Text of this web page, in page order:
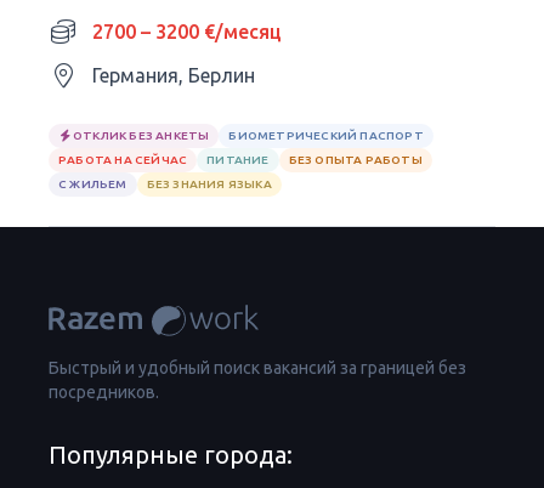
SNICKERS | ГЕРМАНИЯ 🇩🇪
2700 – 3200 €/месяц
Германия, Берлин
ОТКЛИК БЕЗ АНКЕТЫ
БИОМЕТРИЧЕСКИЙ ПАСПОРТ
РАБОТА НА СЕЙЧАС
ПИТАНИЕ
БЕЗ ОПЫТА РАБОТЫ
С ЖИЛЬЕМ
БЕЗ ЗНАНИЯ ЯЗЫКА
Быстрый и удобный поиск вакансий за границей без
посредников.
Популярные города: